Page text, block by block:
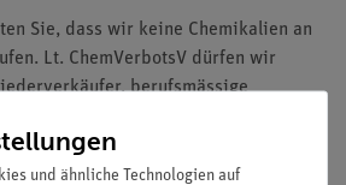
Sie, dass wir keine Chemikalien an
Lt. ChemVerbotsV dürfen wir
berufsmässige
und ähnliche Technologien auf